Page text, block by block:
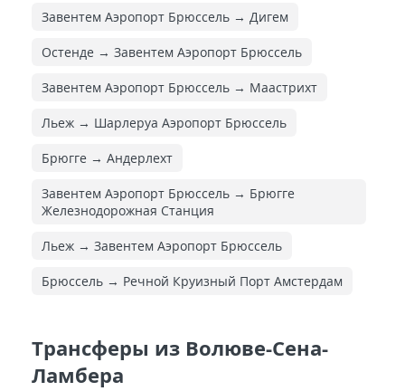
Завентем Аэропорт Брюссель → Дигем
Остенде → Завентем Аэропорт Брюссель
Завентем Аэропорт Брюссель → Маастрихт
Льеж → Шарлеруа Аэропорт Брюссель
Брюгге → Андерлехт
Завентем Аэропорт Брюссель → Брюгге
Железнодорожная Cтанция
Льеж → Завентем Аэропорт Брюссель
Брюссель → Речной Круизный Порт Амстердам
Трансферы из Волюве-Сена-
Ламбера